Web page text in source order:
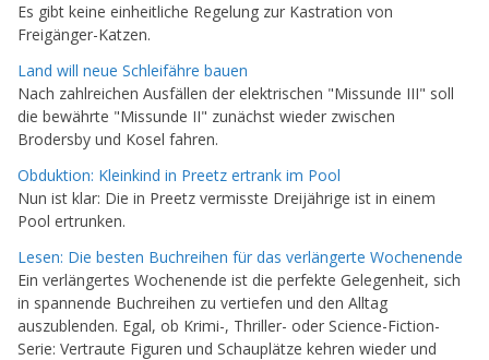
Es gibt keine einheitliche Regelung zur Kastration von
Freigänger-Katzen.
Land will neue Schleifähre bauen
Nach zahlreichen Ausfällen der elektrischen "Missunde III" soll
die bewährte "Missunde II" zunächst wieder zwischen
Brodersby und Kosel fahren.
Obduktion: Kleinkind in Preetz ertrank im Pool
Nun ist klar: Die in Preetz vermisste Dreijährige ist in einem
Pool ertrunken.
Lesen: Die besten Buchreihen für das verlängerte Wochenende
Ein verlängertes Wochenende ist die perfekte Gelegenheit, sich
in spannende Buchreihen zu vertiefen und den Alltag
auszublenden. Egal, ob Krimi-, Thriller- oder Science-Fiction-
Serie: Vertraute Figuren und Schauplätze kehren wieder und